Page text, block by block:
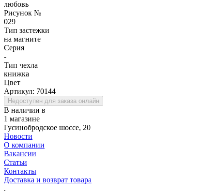
любовь
Рисунок №
029
Тип застежки
на магните
Серия
-
Тип чехла
книжка
Цвет
Артикул: 70144
Недоступен для заказа онлайн
В наличии в
1 магазине
Гусинобродское шоссе, 20
Новости
О компании
Вакансии
Статьи
Контакты
Доставка и возврат товара
.